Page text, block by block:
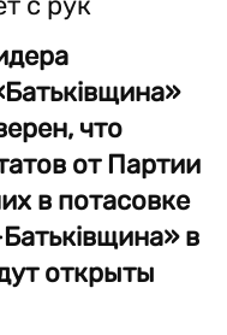
что
от Партии
в потасовке
в
открыты